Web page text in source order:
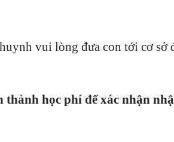
vui lòng đưa con tới cơ sở
học phí để xác nhận